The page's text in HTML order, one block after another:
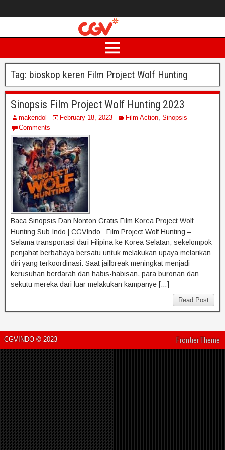
Tag: bioskop keren Film Project Wolf Hunting
Sinopsis Film Project Wolf Hunting 2023
makendol February 18, 2023 Film Action, Sinopsis
Comments
Baca Sinopsis Dan Nonton Gratis Film Korea Project Wolf
Hunting Sub Indo | CGVIndo Film Project Wolf Hunting –
Selama transportasi dari Filipina ke Korea Selatan, sekelompok
penjahat berbahaya bersatu untuk melakukan upaya melarikan
diri yang terkoordinasi. Saat jailbreak meningkat menjadi
kerusuhan berdarah dan habis-habisan, para buronan dan
sekutu mereka dari luar melakukan kampanye […]
Read Post
CGVINDO © 2023 Frontier Theme